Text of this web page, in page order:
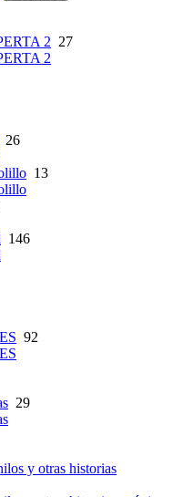
2 27
2
26
13
146
92
29
y otras historias